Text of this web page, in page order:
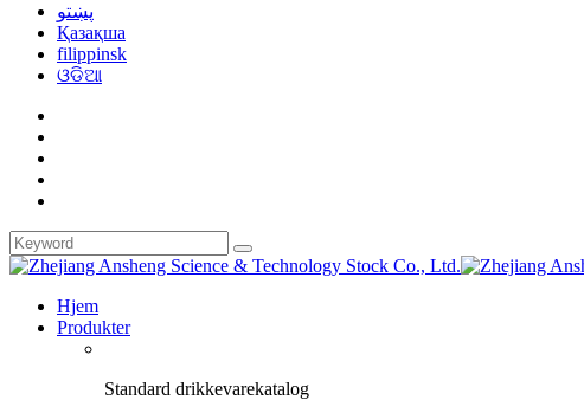
پښتو
Қазақша
filippinsk
ଓଡିଆ
Hjem
Produkter
Standard drikkevarekatalog